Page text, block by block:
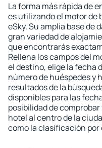
La forma más rápida de
es utilizando el motor de
eSky. Su amplia base de
gran variedad de
que encontrarás
Rellena los campos del
el destino, elige la fecha
número de huéspedes y
resultados de la
disponibles para las
posibilidad de
hotel al centro de la
como la clasificación por